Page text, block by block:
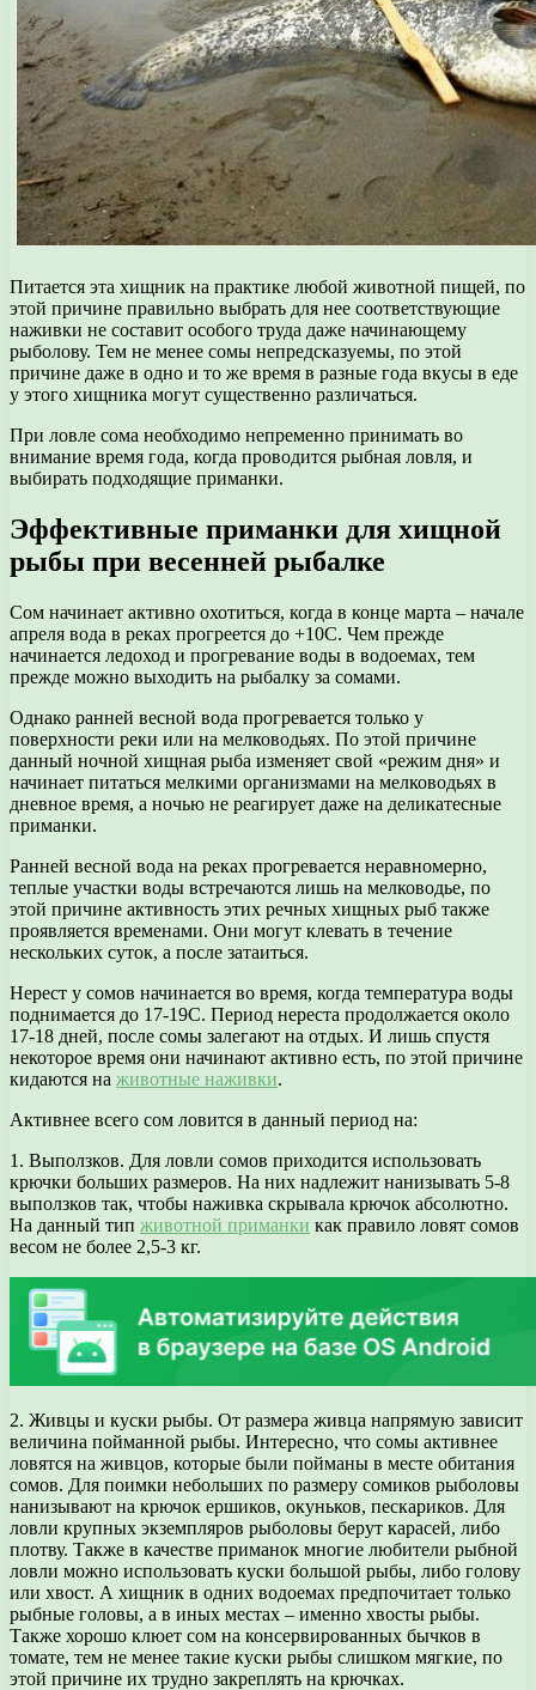
Питается эта хищник на практике любой животной пищей, по
этой причине правильно выбрать для нее соответствующие
наживки не составит особого труда даже начинающему
рыболову. Тем не менее сомы непредсказуемы, по этой
причине даже в одно и то же время в разные года вкусы в еде
у этого хищника могут существенно различаться.
При ловле сома необходимо непременно принимать во
внимание время года, когда проводится рыбная ловля, и
выбирать подходящие приманки.
Эффективные приманки для хищной
рыбы при весенней рыбалке
Сом начинает активно охотиться, когда в конце марта – начале
апреля вода в реках прогреется до +10С. Чем прежде
начинается ледоход и прогревание воды в водоемах, тем
прежде можно выходить на рыбалку за сомами.
Однако ранней весной вода прогревается только у
поверхности реки или на мелководьях. По этой причине
данный ночной хищная рыба изменяет свой «режим дня» и
начинает питаться мелкими организмами на мелководьях в
дневное время, а ночью не реагирует даже на деликатесные
приманки.
Ранней весной вода на реках прогревается неравномерно,
теплые участки воды встречаются лишь на мелководье, по
этой причине активность этих речных хищных рыб также
проявляется временами. Они могут клевать в течение
нескольких суток, а после затаиться.
Нерест у сомов начинается во время, когда температура воды
поднимается до 17-19С. Период нереста продолжается около
17-18 дней, после сомы залегают на отдых. И лишь спустя
некоторое время они начинают активно есть, по этой причине
кидаются на животные наживки.
Активнее всего сом ловится в данный период на:
1. Выползков. Для ловли сомов приходится использовать
крючки больших размеров. На них надлежит нанизывать 5-8
выползков так, чтобы наживка скрывала крючок абсолютно.
На данный тип животной приманки как правило ловят сомов
весом не более 2,5-3 кг.
2. Живцы и куски рыбы. От размера живца напрямую зависит
величина пойманной рыбы. Интересно, что сомы активнее
ловятся на живцов, которые были пойманы в месте обитания
сомов. Для поимки небольших по размеру сомиков рыболовы
нанизывают на крючок ершиков, окуньков, пескариков. Для
ловли крупных экземпляров рыболовы берут карасей, либо
плотву. Также в качестве приманок многие любители рыбной
ловли можно использовать куски большой рыбы, либо голову
или хвост. А хищник в одних водоемах предпочитает только
рыбные головы, а в иных местах – именно хвосты рыбы.
Также хорошо клюет сом на консервированных бычков в
томате, тем не менее такие куски рыбы слишком мягкие, по
этой причине их трудно закреплять на крючках.